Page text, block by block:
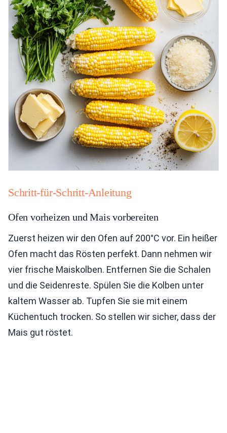
Schritt-für-Schritt-Anleitung
Ofen vorheizen und Mais vorbereiten
Zuerst heizen wir den Ofen auf 200°C vor. Ein heißer
Ofen macht das Rösten perfekt. Dann nehmen wir
vier frische Maiskolben. Entfernen Sie die Schalen
und die Seidenreste. Spülen Sie die Kolben unter
kaltem Wasser ab. Tupfen Sie sie mit einem
Küchentuch trocken. So stellen wir sicher, dass der
Mais gut röstet.